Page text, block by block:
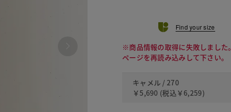
Find your size
※商品情報の取得に失敗しました。
ページを再読み込みして下さい。
キャメル / 270
￥5,690 (税込 ￥6,259)